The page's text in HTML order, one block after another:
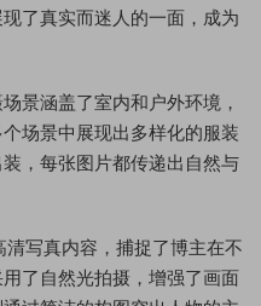
了真实而迷人的一面，成为
景涵盖了室内和户外环境，
场景中展现出多样化的服装
，每张图片都传递出自然与
写真内容，捕捉了博主在不
了自然光拍摄，增强了画面